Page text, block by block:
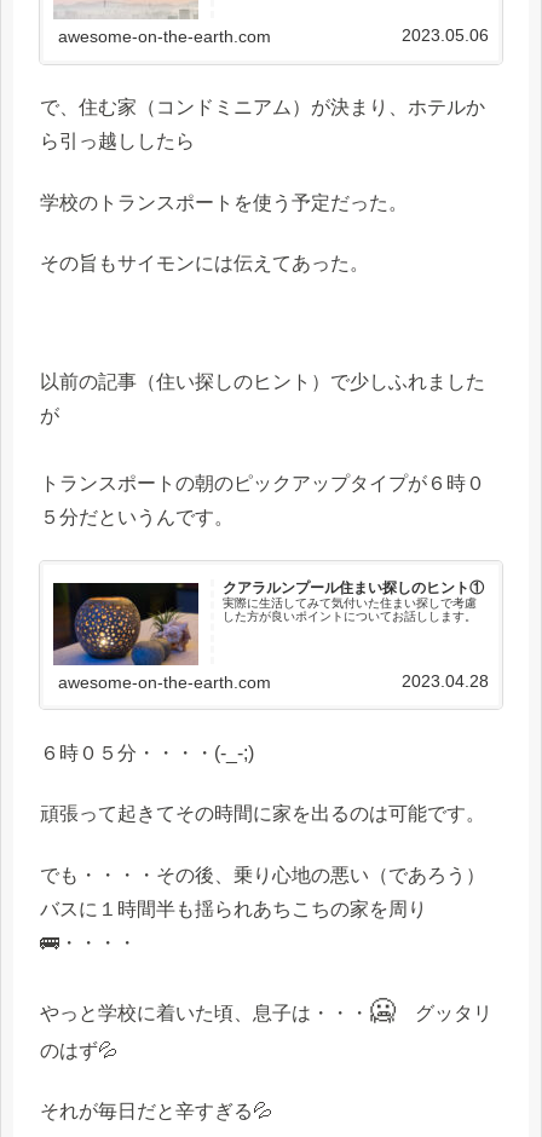
awesome-on-the-earth.com 2023.05.06
で、住む家（コンドミニアム）が決まり、ホテルか
ら引っ越ししたら
学校のトランスポートを使う予定だった。
その旨もサイモンには伝えてあった。
以前の記事（住い探しのヒント）で少しふれました
が
トランスポートの朝のピックアップタイプが６時０
５分だというんです。
クアラルンプール住まい探しのヒント①
実際に生活してみて気付いた住まい探しで考慮
した方が良いポイントについてお話しします。
awesome-on-the-earth.com 2023.04.28
６時０５分・・・・(-_-;)
頑張って起きてその時間に家を出るのは可能です。
でも・・・・その後、乗り心地の悪い（であろう）
バスに１時間半も揺られあちこちの家を周り
🚌・・・・
やっと学校に着いた頃、息子は・・・ 🥶 グッタリ
のはず💦
それが毎日だと辛すぎる💦